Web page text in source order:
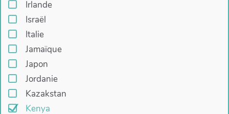
Irlande
Israël
Italie
Jamaïque
Japon
Jordanie
Kazakstan
Kenya